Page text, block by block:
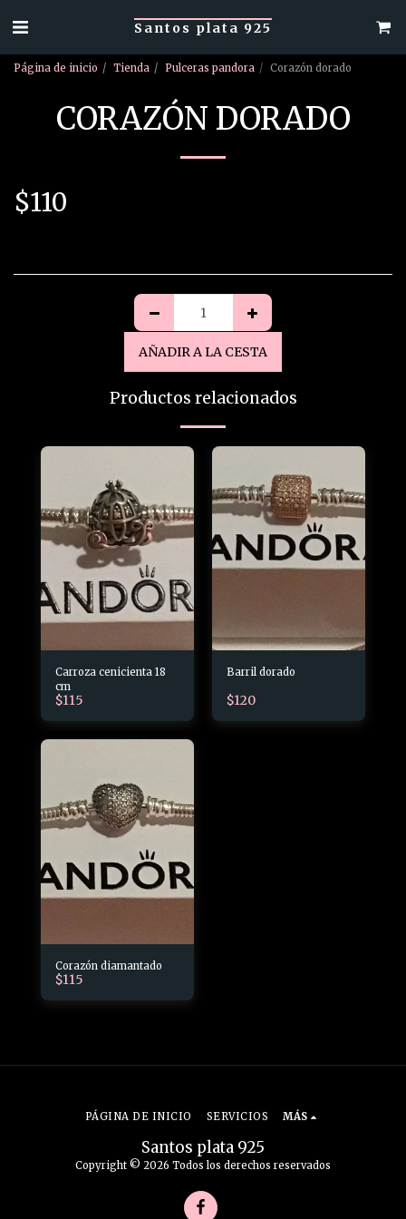
Santos plata 925
Página de inicio Tienda Pulceras pandora Corazón dorado
CORAZÓN DORADO
$110
AÑADIR A LA CESTA
Productos relacionados
Carroza cenicienta 18
cm
$115
Barril dorado
$120
Corazón diamantado
$115
Santos plata 925
Copyright © 2026 Todos los derechos reservados
PÁGINA DE INICIO SERVICIOS MÁS